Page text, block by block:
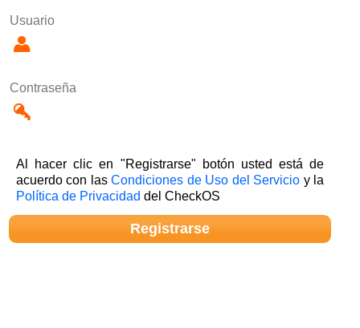
Usuario
Contraseña
Al hacer clic en "Registrarse" botón usted está de
acuerdo con lasCondiciones de Uso del Servicio y la
Política de Privacidad del CheckOS